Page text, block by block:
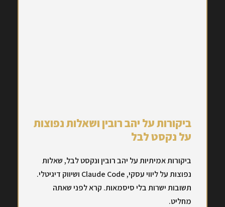
ביקורות על יהב רובין ושאלות נפוצות
על נקסט לבל
ביקורות אמיתיות על יהב רובין ונקסט לבל, שאלות
נפוצות על ליווי עסקי, Claude Code ושיווק דיגיטלי.
תשובות ישרות בלי סיסמאות. קרא לפני שאתה
מחליט.